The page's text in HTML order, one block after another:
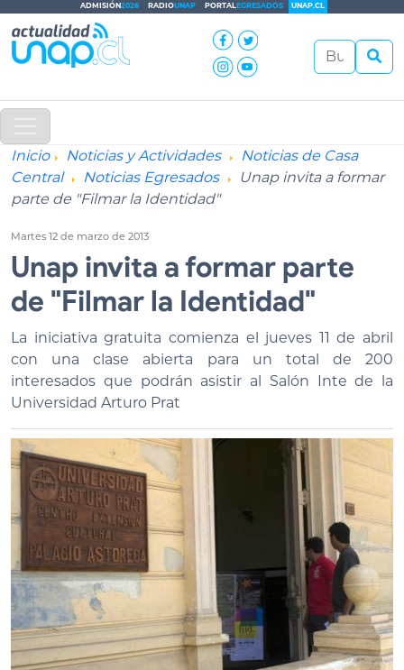
ADMISIÓN2026 RADIOUNAP PORTALEGRESADOS UNAP.CL
Inicio Noticias y Actividades
Noticias de Casa
Central
Noticias Egresados
Unap invita a formar
parte de "Filmar la Identidad"
Martes 12 de marzo de 2013
Unap invita a formar parte
de "Filmar la Identidad"
La iniciativa gratuita comienza el jueves 11 de abril
con una clase abierta para un total de 200
interesados que podrán asistir al Salón Inte de la
Universidad Arturo Prat